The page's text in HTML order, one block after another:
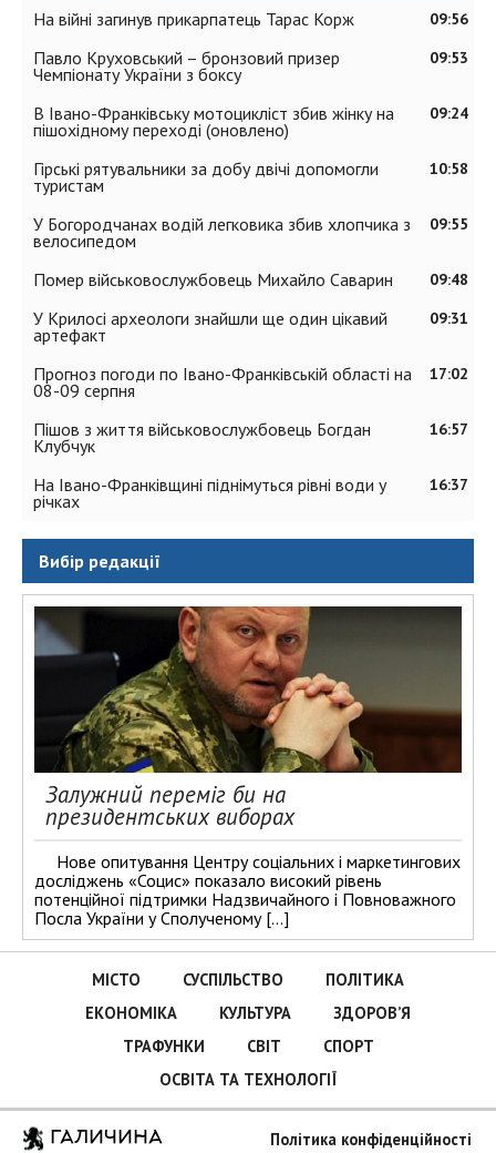
09:56
На війні загинув прикарпатець Тарас Корж
09:53
Павло Круховський – бронзовий призер
Чемпіонату України з боксу
09:24
В Івано-Франківську мотоцикліст збив жінку на
пішохідному переході (оновлено)
10:58
Гірські рятувальники за добу двічі допомогли
туристам
09:55
У Богородчанах водій легковика збив хлопчика з
велосипедом
09:48
Помер військовослужбовець Михайло Саварин
09:31
У Крилосі археологи знайшли ще один цікавий
артефакт
17:02
Прогноз погоди по Івано-Франківській області на
08-09 серпня
16:57
Пішов з життя військовослужбовець Богдан
Клубчук
16:37
На Івано-Франківщині піднімуться рівні води у
річках
Вибір редакції
Залужний переміг би на
президентських виборах
Нове опитування Центру соціальних і маркетингових
досліджень «Социс» показало високий рівень
потенційної підтримки Надзвичайного і Повноважного
Посла України у Сполученому […]
МІСТО СУСПІЛЬСТВО
ПОЛІТИКА
ЕКОНОМІКА
КУЛЬТУРА
ЗДОРОВ’Я
ТРАФУНКИ
СВІТ
СПОРТ
ОСВІТА ТА ТЕХНОЛОГІЇ
ГАЛИЧИНА Політика конфіденційності